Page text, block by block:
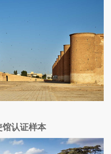
认证样本